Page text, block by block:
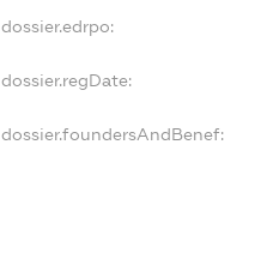
dossier.edrpo:
dossier.regDate:
dossier.foundersAndBenef: